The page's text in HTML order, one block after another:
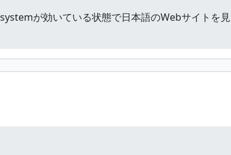
が効いている状態で日本語のWebサイトを